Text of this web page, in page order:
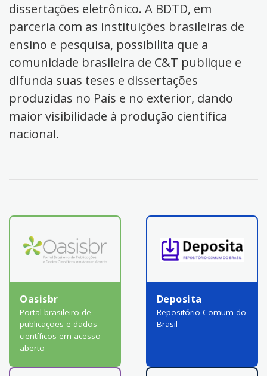
dissertações eletrônico. A BDTD, em
parceria com as instituições brasileiras de
ensino e pesquisa, possibilita que a
comunidade brasileira de C&T publique e
difunda suas teses e dissertações
produzidas no País e no exterior, dando
maior visibilidade à produção científica
nacional.
Oasisbr
Portal brasileiro de
publicações e dados
científicos em acesso
aberto
Deposita
Repositório Comum do
Brasil